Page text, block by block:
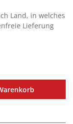
Land, in welches
Lieferung